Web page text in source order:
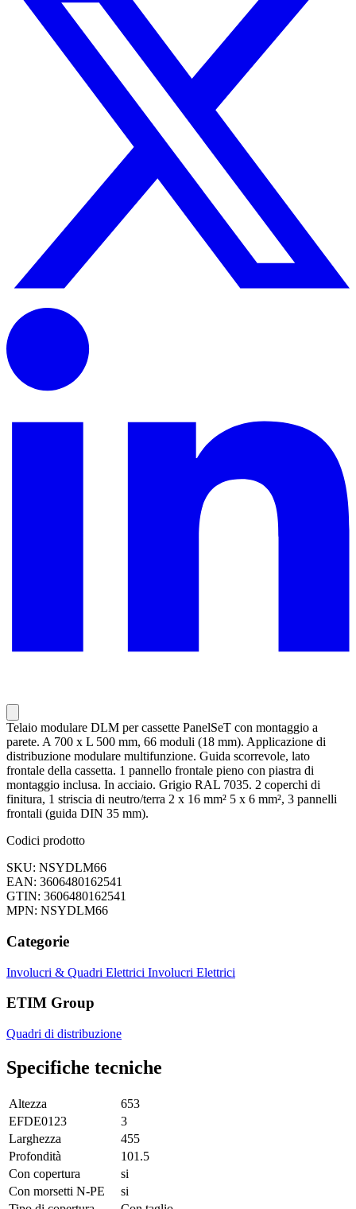
Telaio modulare DLM per cassette PanelSeT con montaggio a
parete. A 700 x L 500 mm, 66 moduli (18 mm). Applicazione di
distribuzione modulare multifunzione. Guida scorrevole, lato
frontale della cassetta. 1 pannello frontale pieno con piastra di
montaggio inclusa. In acciaio. Grigio RAL 7035. 2 coperchi di
finitura, 1 striscia di neutro/terra 2 x 16 mm² 5 x 6 mm², 3 pannelli
frontali (guida DIN 35 mm).
Codici prodotto
SKU: NSYDLM66
EAN: 3606480162541
GTIN: 3606480162541
MPN: NSYDLM66
Categorie
Involucri & Quadri Elettrici Involucri Elettrici
ETIM Group
Quadri di distribuzione
Specifiche tecniche
Altezza
653
EFDE0123
3
Larghezza
455
Profondità
101.5
Con copertura
si
Con morsetti N-PE
si